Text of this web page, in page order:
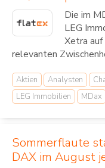
Die im
LEG
Xetra
relevanten
Aktien Analysten
LEG Immobilien
MDax
Sommerflaute
DAX im August